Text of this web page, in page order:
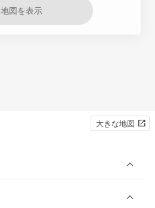
地図を表示
大きな地図